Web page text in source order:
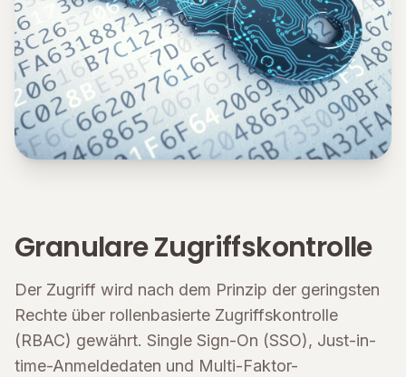
Granulare Zugriffskontrolle
Der Zugriff wird nach dem Prinzip der geringsten
Rechte über rollenbasierte Zugriffskontrolle
(RBAC) gewährt. Single Sign-On (SSO), Just-in-
time-Anmeldedaten und Multi-Faktor-